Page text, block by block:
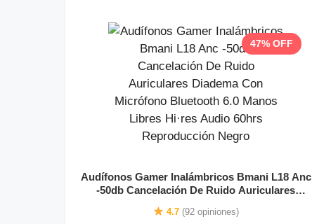
47% OFF
Audífonos Gamer Inalámbricos Bmani L18 Anc
-50db Cancelación De Ruido Auriculares
Libres Hi·res Audio 60hrs Reproducción Negro
4.7 (92 opiniones)